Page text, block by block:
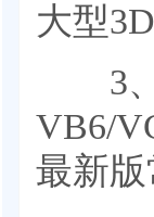
大型
3、
VB6/
最新版